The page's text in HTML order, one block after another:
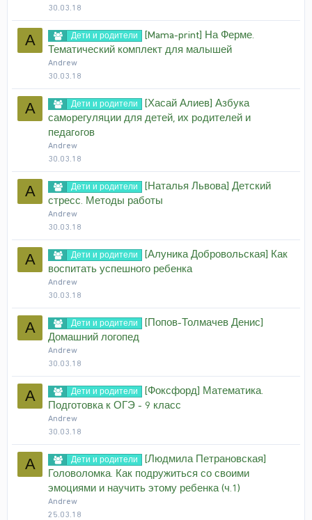
30.03.18
A Дети и родители
[Mama-print] На Ферме.
Тематический комплект для малышей
Andrew
30.03.18
A Дети и родители
[Хасай Алиев] Азбука
самoрегуляции для детей, их рoдителей и
педагoгов
Andrew
30.03.18
A Дети и родители
[Наталья Львова] Детский
стресс. Методы работы
Andrew
30.03.18
A Дети и родители
[Алуника Добровольская] Как
воспитать успешного ребенка
Andrew
30.03.18
A Дети и родители
[Попов-Толмачев Денис]
Домашний логопед
Andrew
30.03.18
A Дети и родители
[Фоксфорд] Математика.
Подготовка к ОГЭ - 9 класс
Andrew
30.03.18
A Дети и родители
[Людмила Петрановская]
Головоломка. Как подружиться со своими
эмоциями и научить этому ребенка (ч.1)
Andrew
25.03.18